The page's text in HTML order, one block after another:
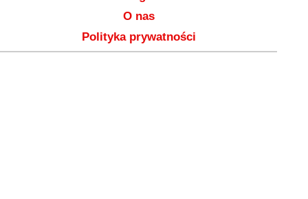
O nas
Polityka prywatności